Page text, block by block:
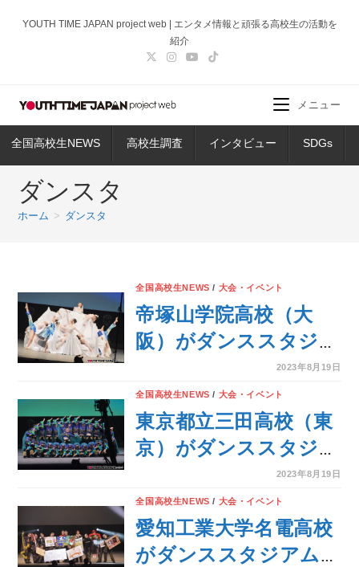
ス
ッ
YOUTH TIME JAPAN project web | エンタメ情報と頑張る高校生の活動を
紹介
全国高校生NEWS 高校生調査 インタビュー SDGs
メニュー
ダンスタ
ホーム > ダンスタ
全国高校生NEWS / 大会・イベント
帝塚山学院高校（大
阪）がダンススタジア
ム ビッグクラス全国
大会で優勝を果たす！
＜第16回 日本高校ダ
ンス部選手権 夏の公
2023年8月19日
全国高校生NEWS / 大会・イベント
東京都立三田高校（東
京）がダンススタジア
ム ビッグクラス全国
大会で準優勝を獲得！
＜第16回 日本高校ダ
ンス部選手権 夏の公
2023年8月19日
全国高校生NEWS / 大会・イベント
愛知工業大学名電高校
がダンススタジアム